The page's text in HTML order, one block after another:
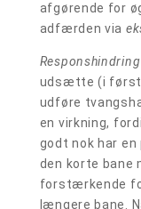
afgørende for
adfærden via
Responshindring
udsætte (i
udføre
en virkning,
godt nok har
den korte bane
forstærkende
længere bane.